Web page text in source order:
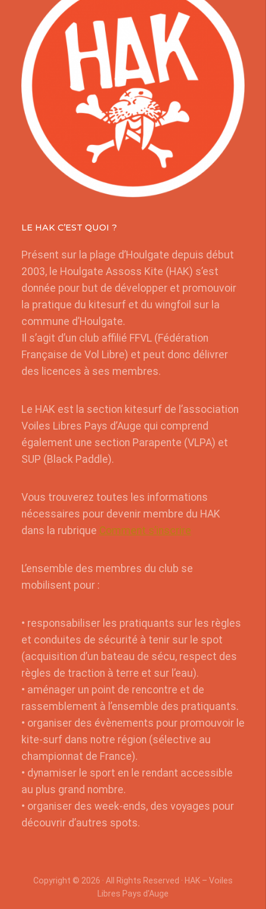
LE HAK C’EST QUOI ?
Présent sur la plage d’Houlgate depuis début
2003, le Houlgate Assoss Kite (HAK) s’est
donnée pour but de développer et promouvoir
la pratique du kitesurf et du wingfoil sur la
commune d’Houlgate.
Il s’agit d’un club affilié FFVL (Fédération
Française de Vol Libre) et peut donc délivrer
des licences à ses membres.
Le HAK est la section kitesurf de l’association
Voiles Libres Pays d’Auge qui comprend
également une section Parapente (VLPA) et
SUP (Black Paddle).
Vous trouverez toutes les informations
nécessaires pour devenir membre du HAK
dans la rubrique Comment s’inscrire
L’ensemble des membres du club se
mobilisent pour :
• responsabiliser les pratiquants sur les règles
et conduites de sécurité à tenir sur le spot
(acquisition d’un bateau de sécu, respect des
règles de traction à terre et sur l’eau).
• aménager un point de rencontre et de
rassemblement à l’ensemble des pratiquants.
• organiser des évènements pour promouvoir le
kite-surf dans notre région (sélective au
championnat de France).
• dynamiser le sport en le rendant accessible
au plus grand nombre.
• organiser des week-ends, des voyages pour
découvrir d’autres spots.
Copyright © 2026 · All Rights Reserved · HAK – Voiles
Libres Pays d'Auge